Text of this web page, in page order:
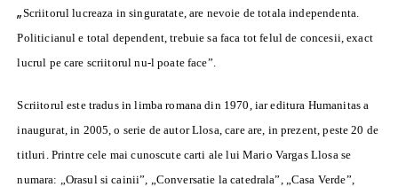
„Scriitorul lucreaza in singuratate, are nevoie de totala independenta.
Politicianul e total dependent, trebuie sa faca tot felul de concesii, exact
lucrul pe care scriitorul nu-l poate face”.
Scriitorul este tradus in limba romana din 1970, iar editura Humanitas a
inaugurat, in 2005, o serie de autor Llosa, care are, in prezent, peste 20 de
titluri. Printre cele mai cunoscute carti ale lui Mario Vargas Llosa se
numara: „Orasul si cainii”, „Conversatie la catedrala”, „Casa Verde”,